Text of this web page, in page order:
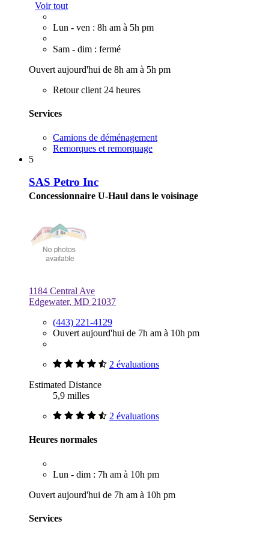
Voir tout
Lun - ven : 8h am à 5h pm
Sam - dim : fermé
Ouvert aujourd'hui de 8h am à 5h pm
Retour client 24 heures
Services
Camions de déménagement
Remorques et remorquage
5
SAS Petro Inc
Concessionnaire U-Haul dans le voisinage
1184 Central Ave
Edgewater, MD 21037
(443) 221-4129
Ouvert aujourd'hui de 7h am à 10h pm
2 évaluations
Estimated Distance
5,9 milles
2 évaluations
Heures normales
Lun - dim : 7h am à 10h pm
Ouvert aujourd'hui de 7h am à 10h pm
Services